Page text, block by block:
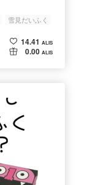
雪見だいふく
14.41 ALIS
0.00 ALIS